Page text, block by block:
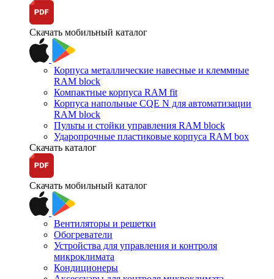
Скачать мобильный каталог
Корпуса металлические навесные и клеммные
RAM block
Компактные корпуса RAM fit
Корпуса напольные CQE N для автоматизации
RAM block
Пульты и стойки управления RAM block
Ударопрочные пластиковые корпуса RAM box
Скачать каталог
Скачать мобильный каталог
Вентиляторы и решетки
Обогреватели
Устройства для управления и контроля
микроклимата
Кондиционеры